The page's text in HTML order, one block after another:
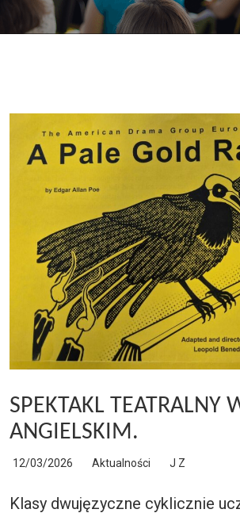
SPEKTAKL TEATRALNY
ANGIELSKIM.
12/03/2026 Aktualności J Z
Klasy dwujęzyczne cyklicznie